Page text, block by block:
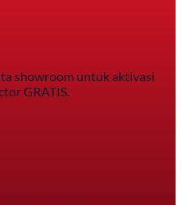
showroom untuk aktivasi
GRATIS.